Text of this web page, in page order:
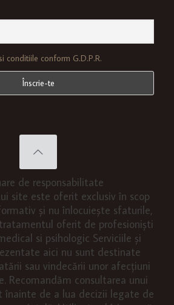
conditiile conform G.D.P.R.
de responsabilitate
site este oferit exclusiv în scop
și nu înlocuiește sfaturile,
oferit de profesioniști
si psihologic Serviciile și
aici nu sunt destinate
sau vindecării unor afecțiuni
Recomandăm consultarea unui
înainte de a lua decizii legate de